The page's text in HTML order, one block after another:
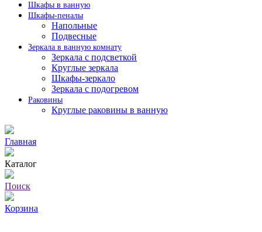
Шкафы в ванную
Шкафы-пеналы
Напольные
Подвесные
Зеркала в ванную комнату
Зеркала с подсветкой
Круглые зеркала
Шкафы-зеркало
Зеркала с подогревом
Раковины
Круглые раковины в ванную
Главная
Каталог
Поиск
Корзина